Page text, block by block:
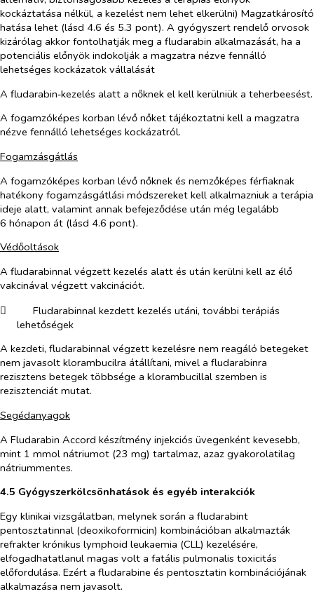
kockáztatása nélkül, a kezelést nem lehet elkerülni) Magzatkárosító
hatása lehet (lásd 4.6 és 5.3 pont). A gyógyszert rendelő orvosok
kizárólag akkor fontolhatják meg a fludarabin alkalmazását, ha a
potenciális előnyök indokolják a magzatra nézve fennálló
lehetséges kockázatok vállalását
A fludarabin‑kezelés alatt a nőknek el kell kerülniük a teherbeesést.
A fogamzóképes korban lévő nőket tájékoztatni kell a magzatra
nézve fennálló lehetséges kockázatról.
Fogamzásgátlás
A fogamzóképes korban lévő nőknek és nemzőképes férfiaknak
hatékony fogamzásgátlási módszereket kell alkalmazniuk a terápia
ideje alatt, valamint annak befejeződése után még legalább
6 hónapon át (lásd 4.6 pont).
Védőoltások
A fludarabinnal végzett kezelés alatt és után kerülni kell az élő
vakcinával végzett vakcinációt.
​
Fludarabinnal kezdett kezelés utáni, további terápiás
lehetőségek
A kezdeti, fludarabinnal végzett kezelésre nem reagáló betegeket
nem javasolt klorambucilra átállítani, mivel a fludarabinra
rezisztens betegek többsége a klorambucillal szemben is
rezisztenciát mutat.
Segédanyagok
A Fludarabin Accord készítmény injekciós üvegenként kevesebb,
mint 1 mmol nátriumot (23 mg) tartalmaz, azaz gyakorolatilag
nátriummentes.
4.5 Gyógyszerkölcsönhatások és egyéb interakciók
Egy klinikai vizsgálatban, melynek során a fludarabint
pentosztatinnal (deoxikoformicin) kombinációban alkalmazták
refrakter krónikus lymphoid leukaemia (CLL) kezelésére,
elfogadhatatlanul magas volt a fatális pulmonalis toxicitás
előfordulása. Ezért a fludarabine és pentosztatin kombinációjának
alkalmazása nem javasolt.